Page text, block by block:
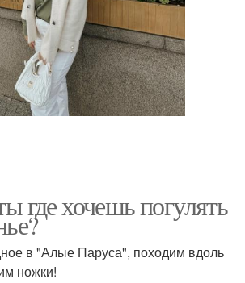
где хочешь погулять
в "Алые Паруса", походим вдоль
ножки!